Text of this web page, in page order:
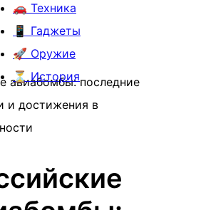
🚗 Техника
📱 Гаджеты
🚀 Оружие
⏳ История
авиабомбы: последние
и достижения в